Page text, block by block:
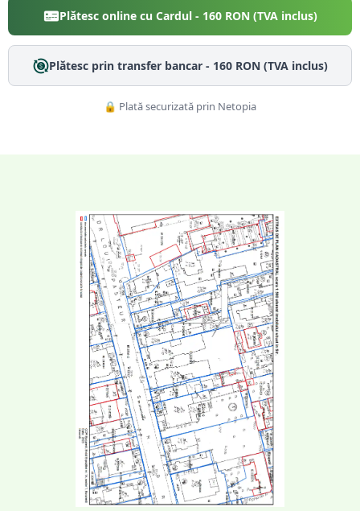
Plătesc online cu Cardul - 160RON (TVA inclus)
Plătesc prin transfer bancar - 160RON (TVA inclus)
🔒 Plată securizată prin Netopia